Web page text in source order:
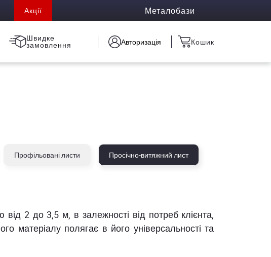
Акції Металобази
Швидке
замовлення Авторизація Кошик
Профільовані листи Просічно-витяжний лист
2 до 3,5 м, в залежності від потреб клієнта,
матеріалу полягає в його універсальності та